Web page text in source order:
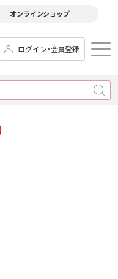
オンラインショップ
ログイン･会員登録